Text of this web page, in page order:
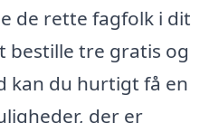
de rette fagfolk i dit
bestille tre gratis og
kan du hurtigt få en
der er